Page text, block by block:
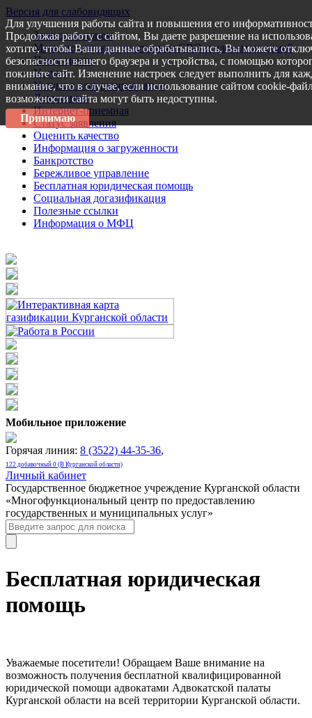
Версия для слабовидящих
Запись на прием
Меры поддержки участникам СВО и членам их семей
Пресс-центр
Услуги
Услуги в электронном виде
Документы
Интернет-приемная
Статус заявления
Оценить качество
Информация о загруженности
Банкротство
Бережливое управление
Бесплатная юридическая помощь
Социальная догазификация
Полезные ссылки
Информация о МФЦ
Мобильное приложение
Горячая линия: 8 (3522) 44-35-36,
122 добавочный 0 (В Курганской области)
Личный кабинет
Государственное бюджетное учреждение Курганской области
«Многофункциональный центр по предоставлению
государственных и муниципальных услуг»
Бесплатная юридическая
помощь
Уважаемые посетители! Обращаем Ваше внимание на
возможность получения бесплатной квалифицированной
юридической помощи адвокатами Адвокатской палаты
Курганской области на всей территории Курганской области.
Для улучшения работы сайта и повышения его
Продолжая работу с сайтом, Вы даете разрешение на
хотите, чтобы Ваши данные обрабатывались, Вы можете
безопасности вашего браузера и устройства, с помощью
покиньте сайт. Изменение настроек следует выполнить для
внимание, что в случае, если использование сайтом cookie-
возможности сайта могут быть недоступны.
Принимаю